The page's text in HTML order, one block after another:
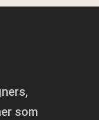
som